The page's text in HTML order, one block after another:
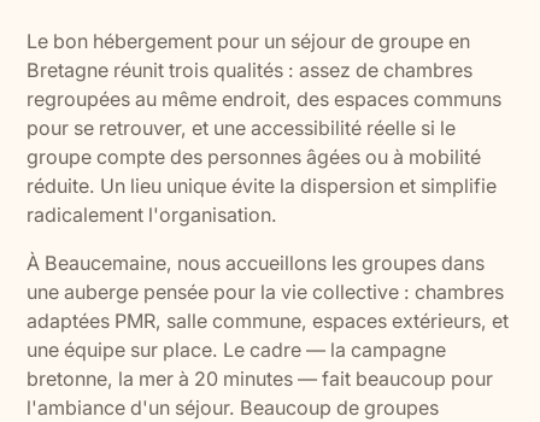
Le bon hébergement pour un séjour de groupe en
Bretagne réunit trois qualités : assez de chambres
regroupées au même endroit, des espaces communs
pour se retrouver, et une accessibilité réelle si le
groupe compte des personnes âgées ou à mobilité
réduite. Un lieu unique évite la dispersion et simplifie
radicalement l'organisation.
À Beaucemaine, nous accueillons les groupes dans
une auberge pensée pour la vie collective : chambres
adaptées PMR, salle commune, espaces extérieurs, et
une équipe sur place. Le cadre — la campagne
bretonne, la mer à 20 minutes — fait beaucoup pour
l'ambiance d'un séjour. Beaucoup de groupes